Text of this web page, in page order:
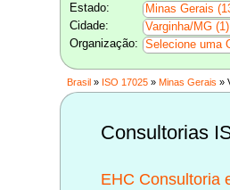
Estado:
Minas Gerais
Cidade:
Varginha/MG (1)
Organização:
Selecione uma
Brasil» ISO 17025» Minas Gerais »
Consultorias
EHC Consultoria